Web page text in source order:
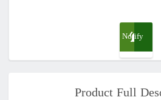
Notify
when
Product Full